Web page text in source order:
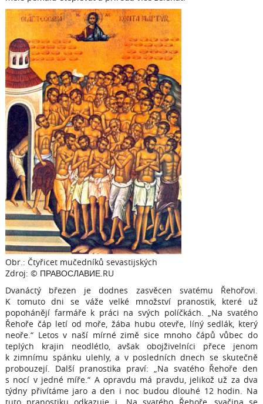
Obr.: Čtyřicet mučedníků sevastijských
Zdroj: © ПРАВОСЛАВИЕ.RU
Dvanáctý březen je dodnes zasvěcen svatému Řehořovi.
K tomuto dni se váže velké množství pranostik, které už
popohánějí farmáře k práci na svých políčkách. „Na svatého
Řehoře čáp letí od moře, žába hubu otevře, líný sedlák, který
neoře.“ Letos v naší mírné zimě sice mnoho čápů vůbec do
teplých krajin neodlétlo, avšak obojživelníci přece jenom
k zimnímu spánku ulehly, a v posledních dnech se skutečně
probouzejí. Další pranostika praví: „Na svatého Řehoře den
s nocí v jedné míře.“ A opravdu má pravdu, jelikož už za dva
týdny přivítáme jaro a den i noc budou dlouhé 12 hodin. Na